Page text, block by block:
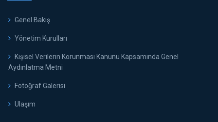
Genel Bakış
Yönetim Kurulları
Kişisel Verilerin Korunması Kanunu Kapsamında Genel
Aydınlatma Metni
Fotoğraf Galerisi
Ulaşım